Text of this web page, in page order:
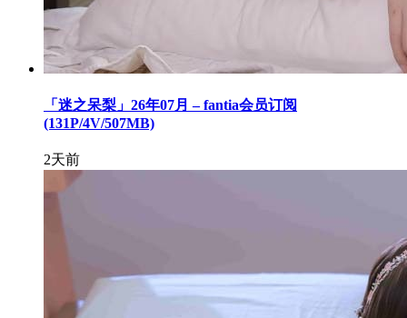
「迷之呆梨」26年07月 – fantia会员订阅
(131P/4V/507MB)
2天前